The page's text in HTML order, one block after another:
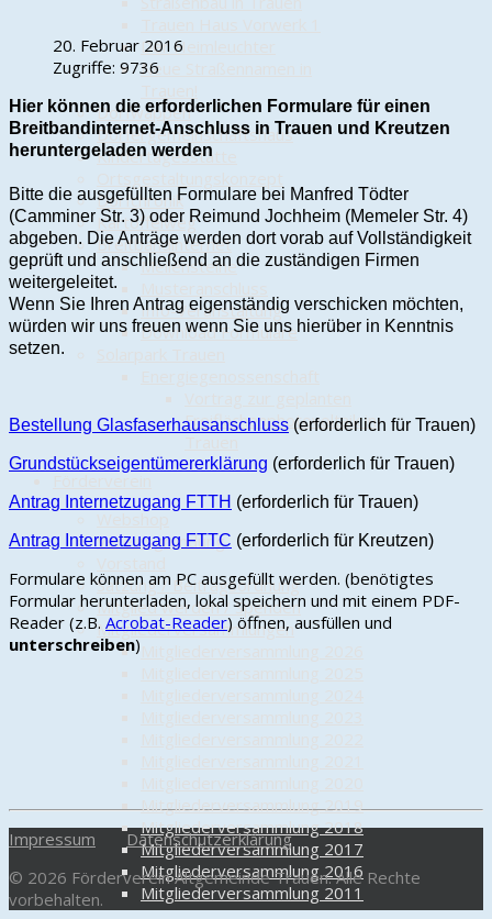
Der Heimleuchter
Neue Straßennamen in
Dorfwappen
Dörfergemeinschaftshaus
Kindertagesstätte
Dorfchronik
Kartoffelweg
Breitbandinternet
Meilensteine
Info-Veranstaltung
Download Formulare
Freiflächenphotovoltaik in
Vereinsgründung
Satzung / Beitragsordnung
Mitglied werden / Spenden
Mitgliederversammlungen
Mitgliederversammlung 2019
Mitgliederversammlung 2018
Mitgliederversammlung 2017
Mitgliederversammlung 2016
Mitgliederversammlung 2011
20. Februar 2016
Zugriffe: 9736
Hier können die erforderlichen Formulare für einen
Breitbandinternet-Anschluss in Trauen und Kreutzen
heruntergeladen werden
Bitte die ausgefüllten Formulare bei Manfred Tödter
(Camminer Str. 3) oder Reimund Jochheim (Memeler Str. 4)
abgeben. Die Anträge werden dort vorab auf Vollständigkeit
geprüft und anschließend an die zuständigen Firmen
weitergeleitet.
Wenn Sie Ihren Antrag eigenständig verschicken möchten,
würden wir uns freuen wenn Sie uns hierüber in Kenntnis
setzen.
Bestellung Glasfaserhausanschluss (erforderlich für Trauen)
Grundstückseigentümererklärung (erforderlich für Trauen)
Antrag Internetzugang FTTH (erforderlich für Trauen)
Antrag Internetzugang FTTC (erforderlich für Kreutzen)
Formulare können am PC ausgefüllt werden. (benötigtes
Formular herunterladen, lokal speichern und mit einem PDF-
Reader (z.B. Acrobat-Reader) öffnen, ausfüllen und
unterschreiben)
Impressum
Datenschutzerklärung
© 2026 Förderverein Altgemeinde Trauen. Alle Rechte
vorbehalten.